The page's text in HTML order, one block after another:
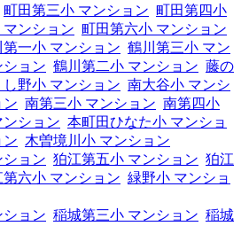
町田第三小 マンション 町田第四小
ンション 町田第六小 マンション
第一小 マンション 鶴川第三小 マン
ョン 鶴川第二小 マンション 藤の
し野小 マンション 南大谷小 マンシ
ン 南第三小 マンション 南第四小
ション 本町田ひなた小 マンショ
ン 木曽境川小 マンション
ョン 狛江第五小 マンション 狛江
第六小 マンション 緑野小 マンショ
ョン 稲城第三小 マンション 稲城